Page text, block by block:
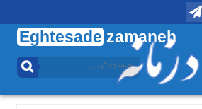
Eghtesade zamaneh